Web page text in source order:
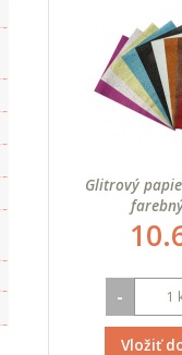
Glitrový
-
Vložiť